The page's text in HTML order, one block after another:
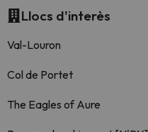
Llocs d'interès
Val-Louron
Col de Portet
The Eagles of Aure